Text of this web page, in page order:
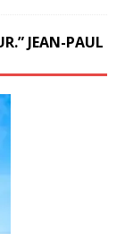
JEAN-PAUL